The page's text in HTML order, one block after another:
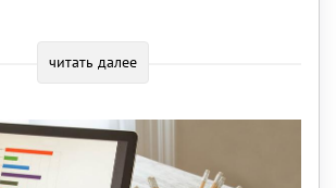
читать далее